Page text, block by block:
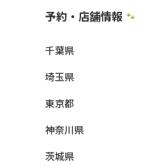
予約・店舗情報 🐾
千葉県
埼玉県
東京都
神奈川県
茨城県